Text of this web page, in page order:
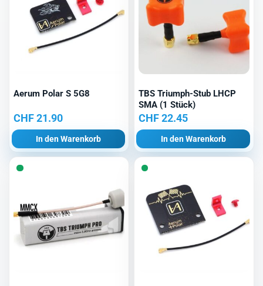
Aerum Polar S 5G8
CHF21.90
In den Warenkorb
TBS Triumph-Stub LHCP
SMA (1 Stück)
CHF22.45
In den Warenkorb